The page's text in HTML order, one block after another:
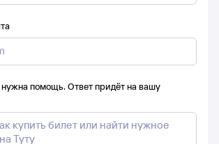
помощь. Ответ придёт на вашу